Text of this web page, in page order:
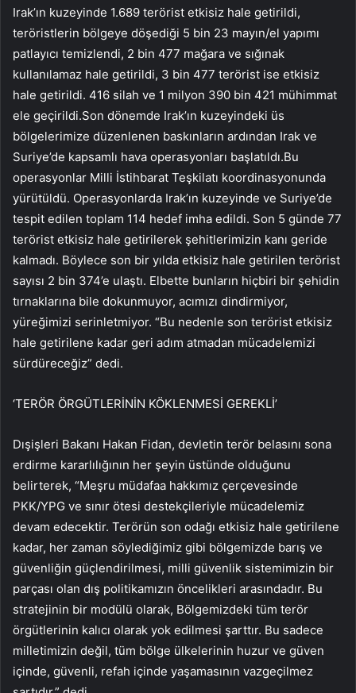
Irak’ın kuzeyinde 1.689 terörist etkisiz hale getirildi,
teröristlerin bölgeye döşediği 5 bin 23 mayın/el yapımı
patlayıcı temizlendi, 2 bin 477 mağara ve sığınak
kullanılamaz hale getirildi, 3 bin 477 terörist ise etkisiz
hale getirildi. 416 silah ve 1 milyon 390 bin 421 mühimmat
ele geçirildi.Son dönemde Irak’ın kuzeyindeki üs
bölgelerimize düzenlenen baskınların ardından Irak ve
Suriye’de kapsamlı hava operasyonları başlatıldı.Bu
operasyonlar Milli İstihbarat Teşkilatı koordinasyonunda
yürütüldü. Operasyonlarda Irak’ın kuzeyinde ve Suriye’de
tespit edilen toplam 114 hedef imha edildi. Son 5 günde 77
terörist etkisiz hale getirilerek şehitlerimizin kanı geride
kalmadı. Böylece son bir yılda etkisiz hale getirilen terörist
sayısı 2 bin 374’e ulaştı. Elbette bunların hiçbiri bir şehidin
tırnaklarına bile dokunmuyor, acımızı dindirmiyor,
yüreğimizi serinletmiyor. “Bu nedenle son terörist etkisiz
hale getirilene kadar geri adım atmadan mücadelemizi
sürdüreceğiz” dedi.
‘TERÖR ÖRGÜTLERİNİN KÖKLENMESİ GEREKLİ’
Dışişleri Bakanı Hakan Fidan, devletin terör belasını sona
erdirme kararlılığının her şeyin üstünde olduğunu
belirterek, “Meşru müdafaa hakkımız çerçevesinde
PKK/YPG ve sınır ötesi destekçileriyle mücadelemiz
devam edecektir. Terörün son odağı etkisiz hale getirilene
kadar, her zaman söylediğimiz gibi bölgemizde barış ve
güvenliğin güçlendirilmesi, milli güvenlik sistemimizin bir
parçası olan dış politikamızın öncelikleri arasındadır. Bu
stratejinin bir modülü olarak, Bölgemizdeki tüm terör
örgütlerinin kalıcı olarak yok edilmesi şarttır. Bu sadece
milletimizin değil, tüm bölge ülkelerinin huzur ve güven
içinde, güvenli, refah içinde yaşamasının vazgeçilmez